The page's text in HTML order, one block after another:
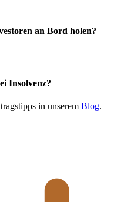
an Bord holen?
Insolvenz?
in unserem Blog.